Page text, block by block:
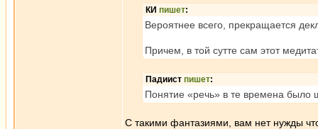
КИ пишет:
Вероятнее всего, прекращается
Причем, в той сутте сам этот
Падиист пишет:
Понятие «речь» в те времена было
С такими фантазиями, вам нет нужды